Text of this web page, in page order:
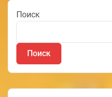
Поиск
Поиск